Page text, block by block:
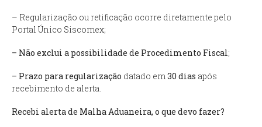
– Regularização ou retificação ocorre diretamente pelo
Portal Único Siscomex;
– Não exclui a possibilidade de Procedimento Fiscal ;
– Prazo para regularização datado em 30 dias após
recebimento de alerta.
Recebi alerta de Malha Aduaneira, o que devo fazer?